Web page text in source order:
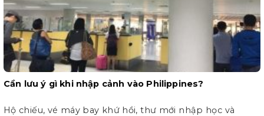
Cần lưu ý gì khi nhập cảnh vào Philippines?
Hộ chiếu, vé máy bay khứ hồi, thư mới nhập học và